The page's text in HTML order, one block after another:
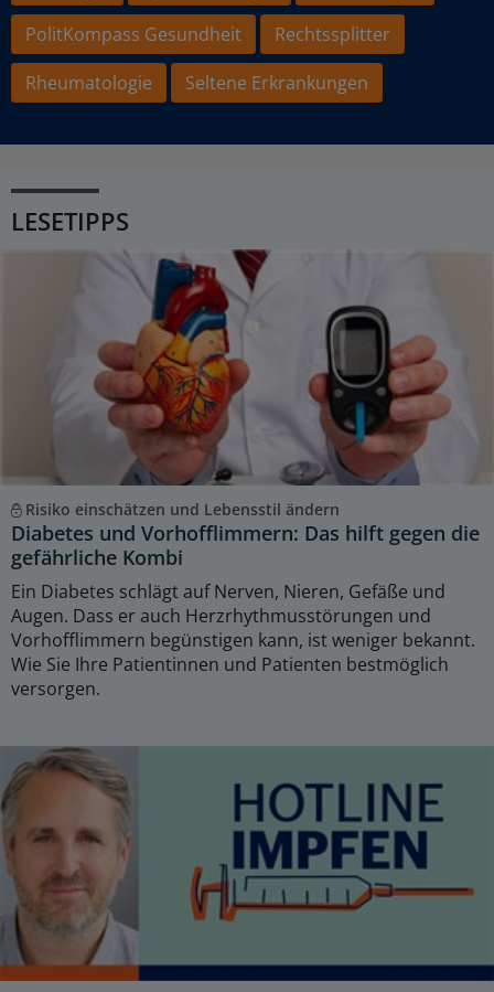
PolitKompass Gesundheit
Rechtssplitter
Rheumatologie
Seltene Erkrankungen
LESETIPPS
Risiko einschätzen und Lebensstil ändern
Diabetes und Vorhofflimmern: Das hilft gegen die
gefährliche Kombi
Ein Diabetes schlägt auf Nerven, Nieren, Gefäße und
Augen. Dass er auch Herzrhythmusstörungen und
Vorhofflimmern begünstigen kann, ist weniger bekannt.
Wie Sie Ihre Patientinnen und Patienten bestmöglich
versorgen.